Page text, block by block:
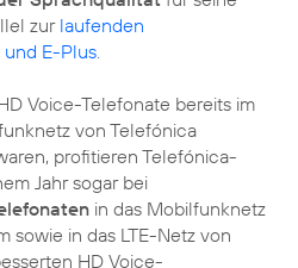
zur laufenden
und E-Plus.
Voice-Telefonate bereits im
von Telefónica
profitieren Telefónica-
Jahr sogar bei
in das Mobilfunknetz
sowie in das LTE-Netz von
HD Voice-